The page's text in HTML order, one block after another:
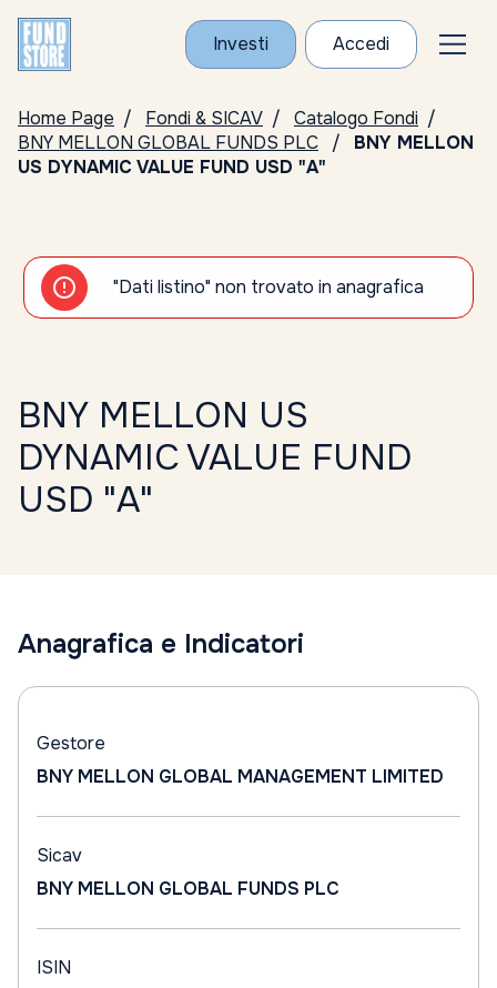
Investi Accedi
Home Page Fondi & SICAV
Catalogo Fondi
BNY MELLON GLOBAL FUNDS PLC
BNY MELLON
US DYNAMIC VALUE FUND USD "A"
"Dati listino" non trovato in anagrafica
BNY MELLON US
DYNAMIC VALUE FUND
USD "A"
Anagrafica e Indicatori
Gestore
BNY MELLON GLOBAL MANAGEMENT LIMITED
Sicav
BNY MELLON GLOBAL FUNDS PLC
ISIN